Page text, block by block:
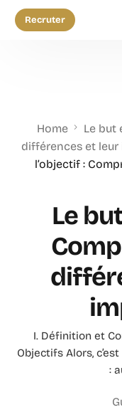
Recruter
Home
Le but
différences et
l’objectif :
Le
I. Définition et
Objectifs Alors,
: